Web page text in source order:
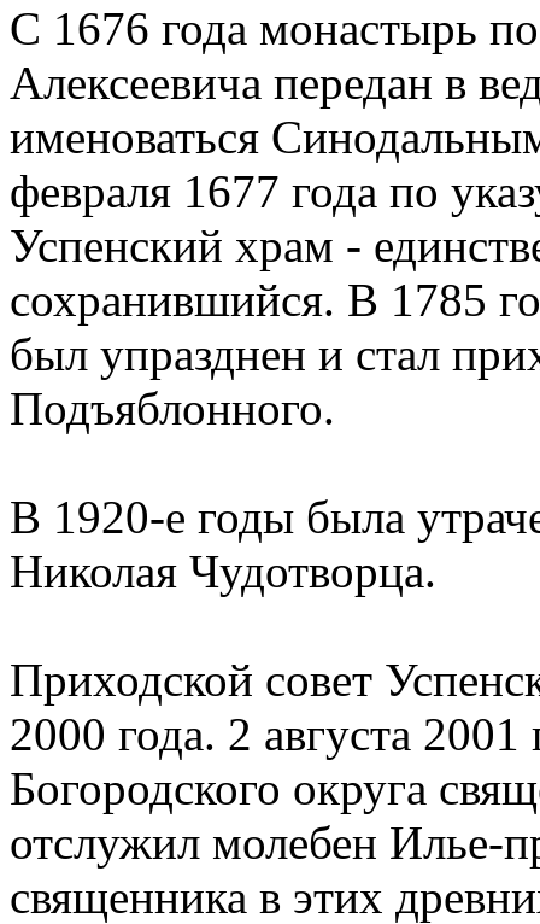
С 1676 года монастырь
Алексеевича передан в
именоваться
февраля 1677 года по
Успенский храм -
сохранившийся. В 1785
был упразднен и стал
Подъяблонного.
В 1920-е годы была
Николая Чудотворца.
Приходской совет
2000 года. 2 августа
Богородского округа
отслужил молебен Илье-
священника в этих